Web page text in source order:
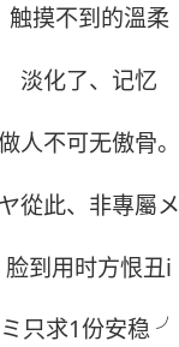
触摸不到的溫柔
淡化了、记忆
人不可无傲骨。
ヤ從此、非專屬メ
脸到用时方恨丑i
ミ只求1份安稳 ╯